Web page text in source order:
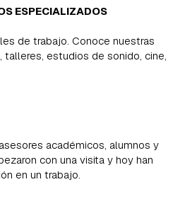
ESPECIALIZADOS
de trabajo. Conoce nuestras
estudios de sonido, cine,
académicos, alumnos y
con una visita y hoy han
en un trabajo.